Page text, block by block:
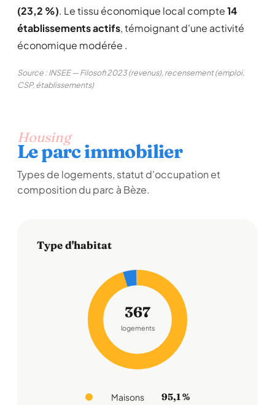
(23,2 %). Le tissu économique local compte14
établissements actifs, témoignant d'une activité
économique modérée .
Source : INSEE — Filosofi 2023 (revenus), recensement (emploi,
CSP, établissements)
Housing
Le parc immobilier
Types de logements, statut d'occupation et
composition du parc à Bèze.
Type d'habitat
367
logements
Maisons 95,1 %